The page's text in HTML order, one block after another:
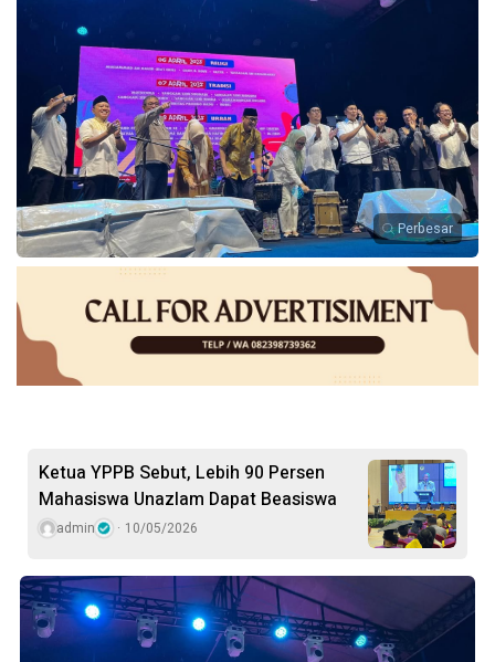
Perbesar
Ketua YPPB Sebut, Lebih 90 Persen
Mahasiswa Unazlam Dapat Beasiswa
admin 10/05/2026